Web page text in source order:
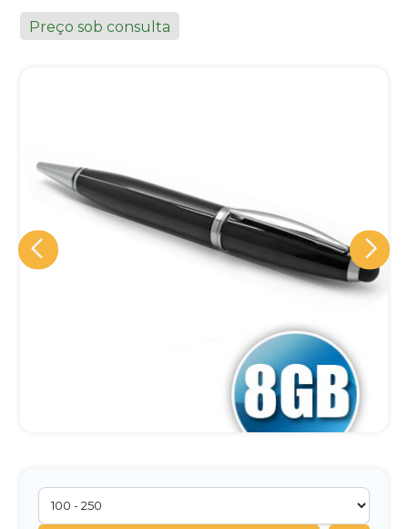
Preço sob consulta